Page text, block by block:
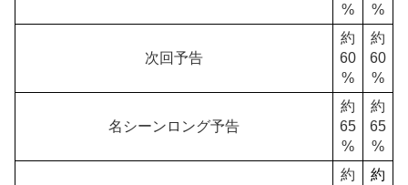
%
%
次回予告
約
60
%
約
60
%
名シーンロング予告
約
65
%
約
65
%
約
約